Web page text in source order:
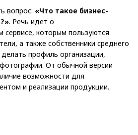
вопрос: «Что такое бизнес-
. Речь идет о
сервисе, которым пользуются
а также собственники среднего
профиль организации,
От обычной версии
возможности для
и реализации продукции.